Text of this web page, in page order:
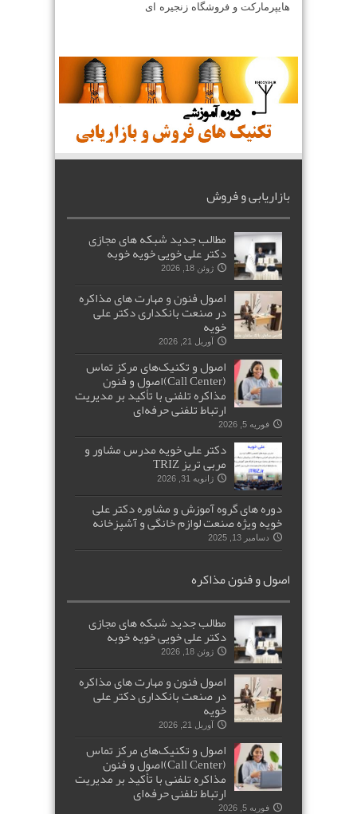
هایپرمارکت و فروشگاه زنجیره ای
بازاریابی و فروش
مطالب جدید شبکه های مجازی
دکتر علی خویی خویه خوبه
ژوئن 18, 2026
اصول فنون و مهارت های مذاکره
در صنعت بانکداری دکتر علی
خویه
آوریل 21, 2026
اصول و تکنیک‌های مرکز تماس
(Call Center)اصول و فنون
مذاکره تلفنی با تأکید بر مدیریت
ارتباط تلفنی حرفه‌ای
فوریه 5, 2026
دکتر علی خویه مدرس مشاور و
مربی تریز TRIZ
ژانویه 31, 2026
دوره های گروه آموزش و مشاوره دکتر علی
خویه ویژه صنعت لوازم خانگی و آشپزخانه
دسامبر 13, 2025
اصول و فنون مذاکره
مطالب جدید شبکه های مجازی
دکتر علی خویی خویه خوبه
ژوئن 18, 2026
اصول فنون و مهارت های مذاکره
در صنعت بانکداری دکتر علی
خویه
آوریل 21, 2026
اصول و تکنیک‌های مرکز تماس
(Call Center)اصول و فنون
مذاکره تلفنی با تأکید بر مدیریت
ارتباط تلفنی حرفه‌ای
فوریه 5, 2026